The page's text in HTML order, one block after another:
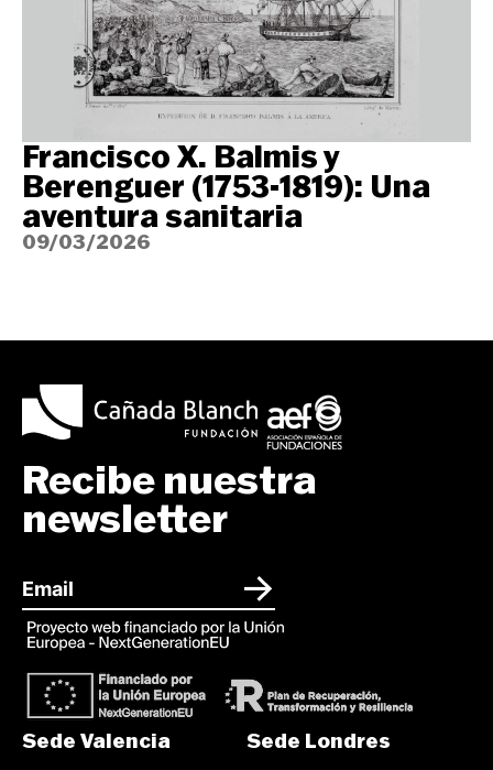
Francisco X. Balmis y
Berenguer (1753-1819): Una
aventura sanitaria
09/03/2026
Recibe nuestra
newsletter
Sede Valencia
Sede Londres